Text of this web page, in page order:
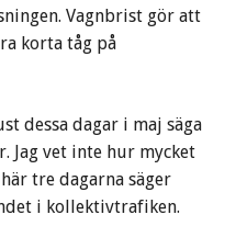
Vagnbrist gör att
korta tåg på
dessa dagar i maj säga
Jag vet inte hur mycket
tre dagarna säger
i kollektivtrafiken.